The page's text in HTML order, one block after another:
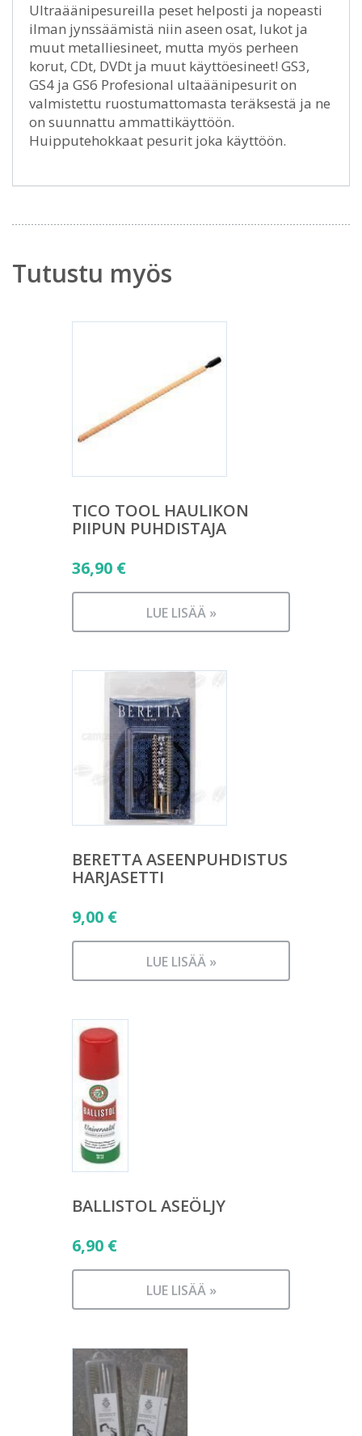
Ultraäänipesureilla peset helposti ja nopeasti
ilman jynssäämistä niin aseen osat, lukot ja
muut metalliesineet, mutta myös perheen
korut, CDt, DVDt ja muut käyttöesineet! GS3,
GS4 ja GS6 Profesional ultaäänipesurit on
valmistettu ruostumattomasta teräksestä ja ne
on suunnattu ammattikäyttöön.
Huipputehokkaat pesurit joka käyttöön.
Tutustu myös
TICO TOOL HAULIKON
PIIPUN PUHDISTAJA
36,90 €
LUE LISÄÄ »
BERETTA ASEENPUHDISTUS
HARJASETTI
9,00 €
LUE LISÄÄ »
BALLISTOL ASEÖLJY
6,90 €
LUE LISÄÄ »